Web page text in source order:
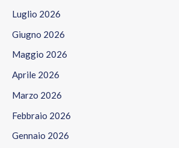
Luglio 2026
Giugno 2026
Maggio 2026
Aprile 2026
Marzo 2026
Febbraio 2026
Gennaio 2026